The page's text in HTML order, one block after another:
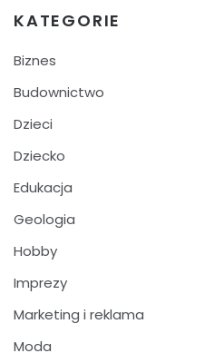
KATEGORIE
Biznes
Budownictwo
Dzieci
Dziecko
Edukacja
Geologia
Hobby
Imprezy
Marketing i reklama
Moda